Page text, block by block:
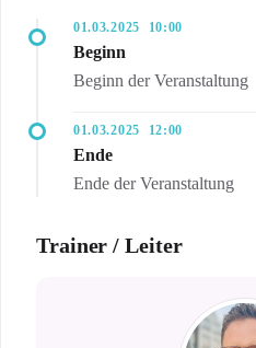
01.03.2025 10:00
Beginn
Beginn der Veranstaltung
01.03.2025 12:00
Ende
Ende der Veranstaltung
Trainer / Leiter